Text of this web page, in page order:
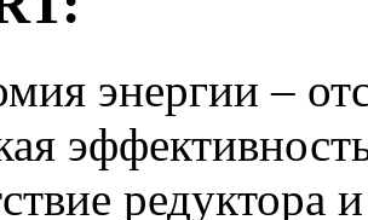
энергии –
редуктора